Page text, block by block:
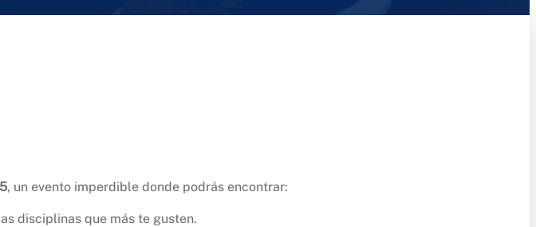
, un evento imperdible donde podrás encontrar:
disciplinas que más te gusten.